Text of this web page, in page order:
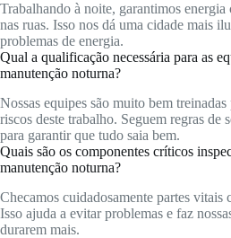
Trabalhando à noite, garantimos energia
nas ruas. Isso nos dá uma cidade mais
problemas de energia.
Qual a qualificação necessária para as
manutenção noturna?
Nossas equipes são muito bem
riscos deste trabalho. Seguem regras de
para garantir que tudo saia bem.
Quais são os componentes críticos
manutenção noturna?
Checamos cuidadosamente partes vitais
Isso ajuda a evitar problemas e faz
durarem mais.